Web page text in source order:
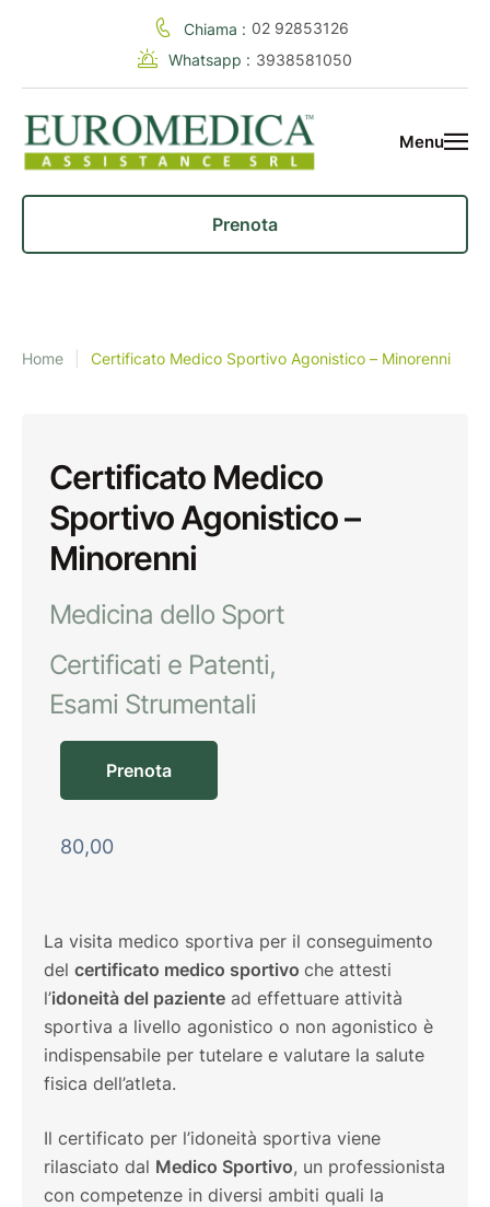
Chiama : 02 92853126
Whatsapp : 3938581050
Menu
Prenota
Home Certificato Medico Sportivo Agonistico – Minorenni
Certificato Medico
Sportivo Agonistico –
Minorenni
Medicina dello Sport
Certificati e Patenti
Esami Strumentali
Prenota
80,00
La visita medico sportiva per il conseguimento
del certificato medico sportivo che attesti
l’idoneità del paziente ad effettuare attività
sportiva a livello agonistico o non agonistico è
indispensabile per tutelare e valutare la salute
fisica dell’atleta.
Il certificato per l’idoneità sportiva viene
rilasciato dal Medico Sportivo, un professionista
con competenze in diversi ambiti quali la